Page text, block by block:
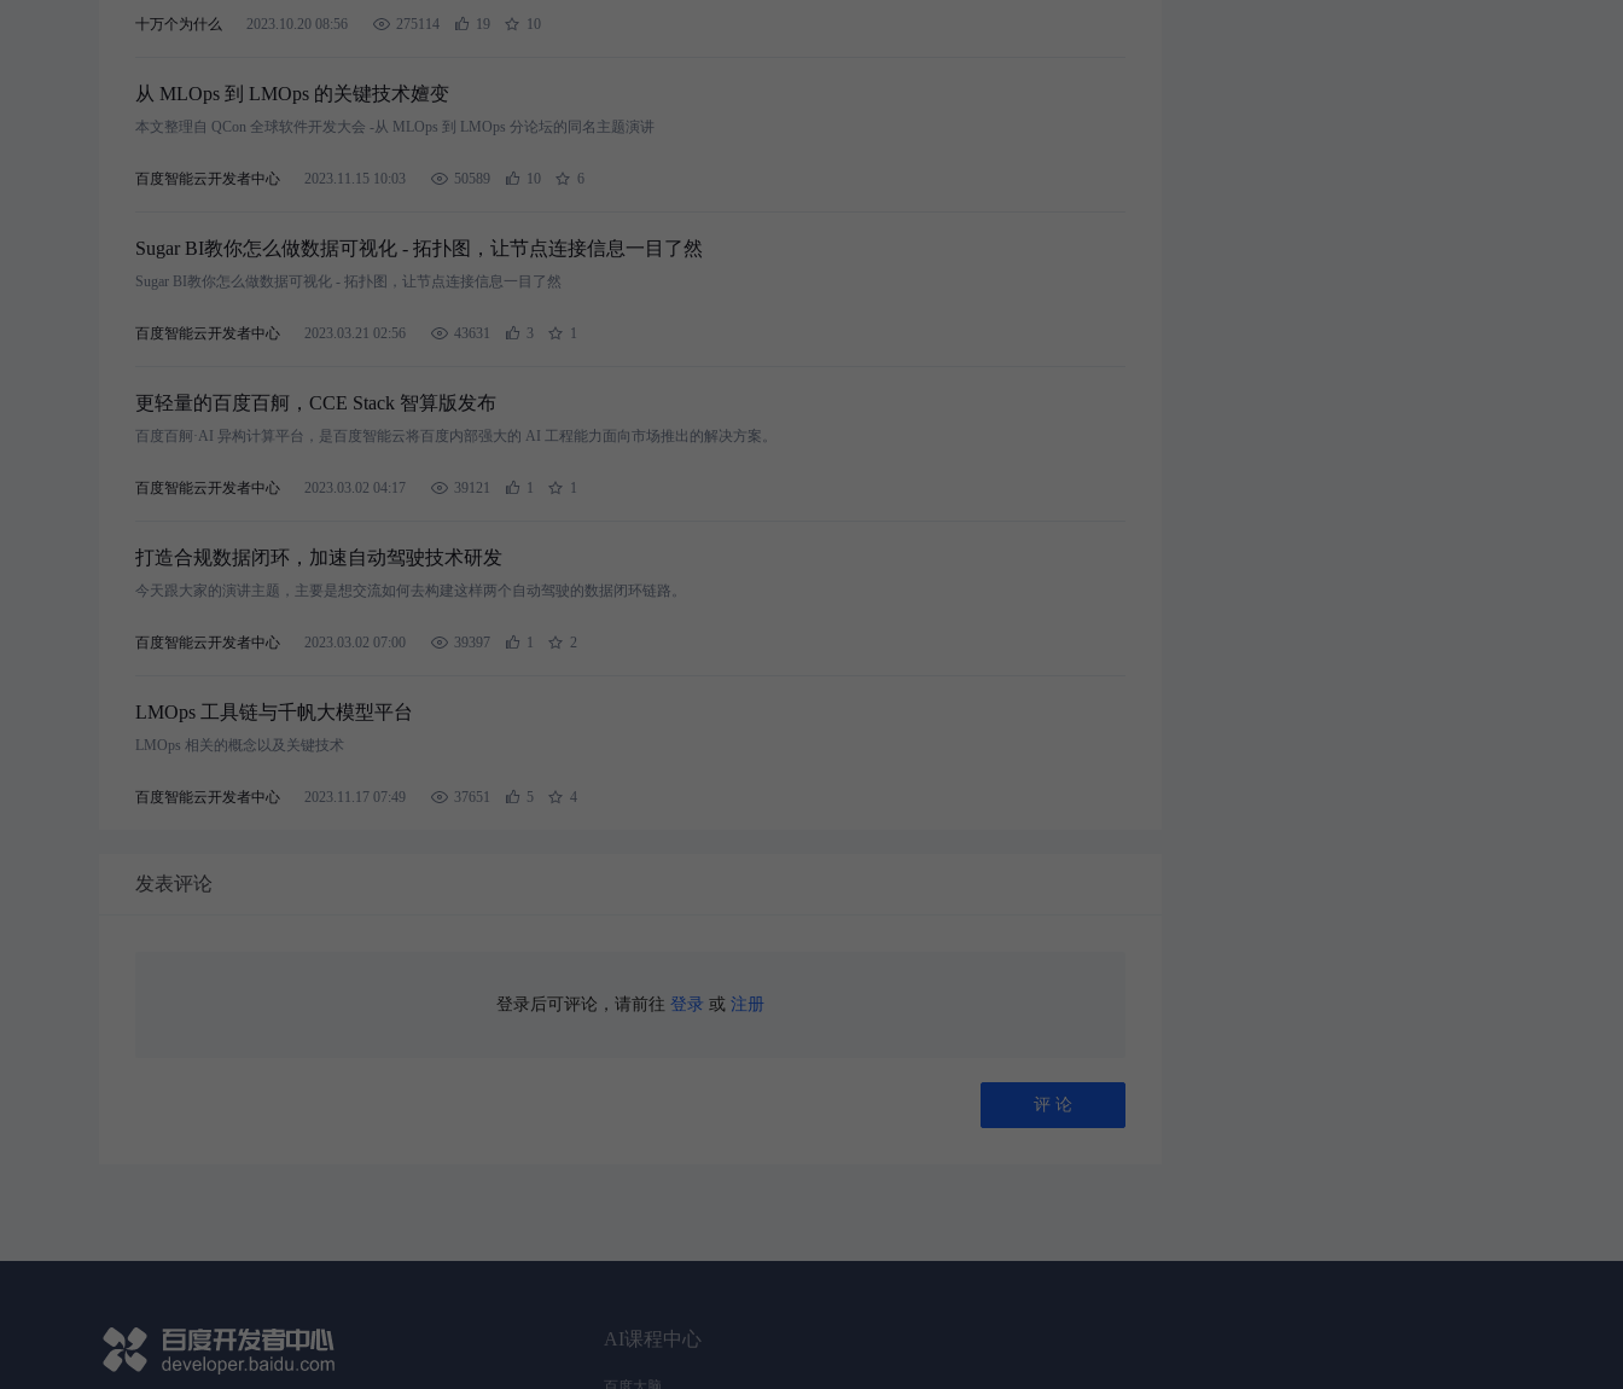
十万个为什么 2023.10.20 08:56 275114 19 10
从 MLOps 到 LMOps 的关键技术嬗变
本文整理自 QCon 全球软件开发大会 -从 MLOps 到 LMOps 分论坛的同名主题演讲
百度智能云开发者中心 2023.11.15 10:03 50589 10 6
Sugar BI教你怎么做数据可视化 - 拓扑图，让节点连接信息一目了然
Sugar BI教你怎么做数据可视化 - 拓扑图，让节点连接信息一目了然
百度智能云开发者中心 2023.03.21 02:56 43631 3 1
更轻量的百度百舸，CCE Stack 智算版发布
百度百舸·AI 异构计算平台，是百度智能云将百度内部强大的 AI 工程能力面向市场推出的解决方案。
百度智能云开发者中心 2023.03.02 04:17 39121 1 1
打造合规数据闭环，加速自动驾驶技术研发
今天跟大家的演讲主题，主要是想交流如何去构建这样两个自动驾驶的数据闭环链路。
百度智能云开发者中心 2023.03.02 07:00 39397 1 2
LMOps 工具链与千帆大模型平台
LMOps 相关的概念以及关键技术
百度智能云开发者中心 2023.11.17 07:49 37651 5 4
发表评论
登录后可评论，请前往 登录 或 注册
评 论
AI课程中心